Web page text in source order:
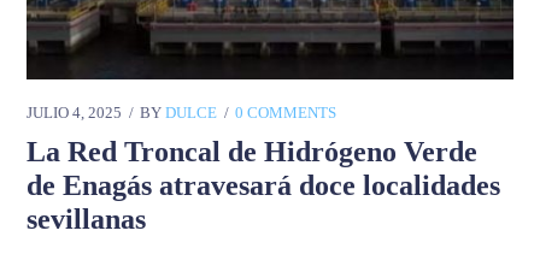
JULIO 4, 2025 BYDULCE 0 COMMENTS
La Red Troncal de Hidrógeno Verde
de Enagás atravesará doce localidades
sevillanas